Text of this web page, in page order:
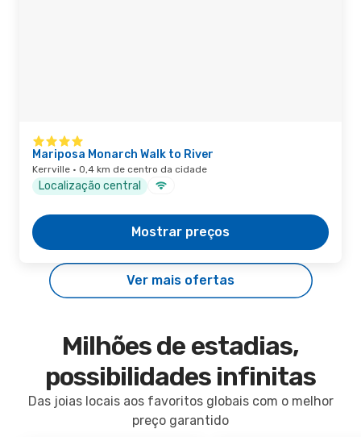
Mariposa Monarch Walk to River
Kerrville · 0,4 km de centro da cidade
Localização central
Mostrar preços
Ver mais ofertas
Milhões de estadias,
possibilidades infinitas
Das joias locais aos favoritos globais com o melhor
preço garantido